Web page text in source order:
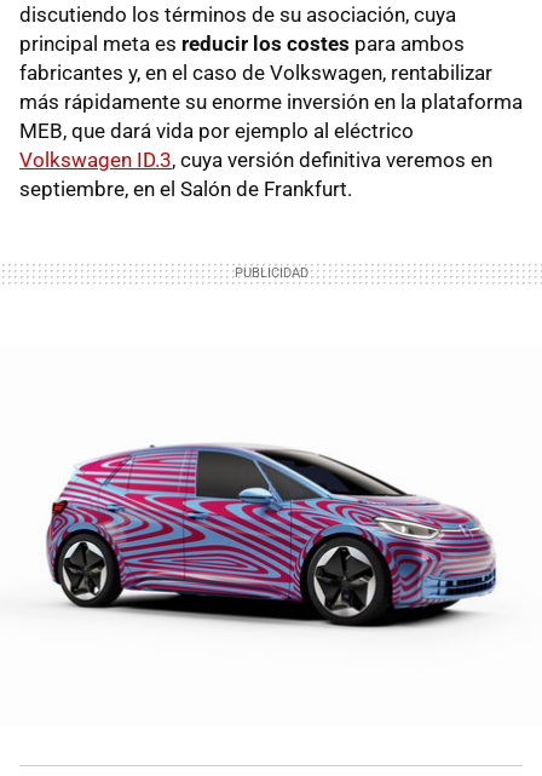
discutiendo los términos de su asociación, cuya
principal meta es reducir los costes para ambos
fabricantes y, en el caso de Volkswagen, rentabilizar
más rápidamente su enorme inversión en la plataforma
MEB, que dará vida por ejemplo al eléctrico
Volkswagen ID.3, cuya versión definitiva veremos en
septiembre, en el Salón de Frankfurt.